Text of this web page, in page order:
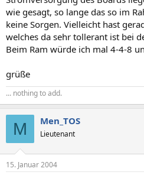
wie gesagt, so lange das so im
keine Sorgen. Vielleicht hast
welches da sehr tollerant ist bei
Beim Ram würde ich mal 4-4-8
grüße
... nothing to add.
M Men_TOS
Lieutenant
15. Januar 2004